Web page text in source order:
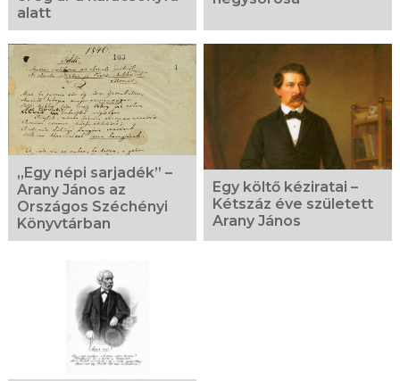
alatt
„Egy népi sarjadék” –
Arany János az
Országos Széchényi
Könyvtárban
Egy költő kéziratai –
Kétszáz éve született
Arany János